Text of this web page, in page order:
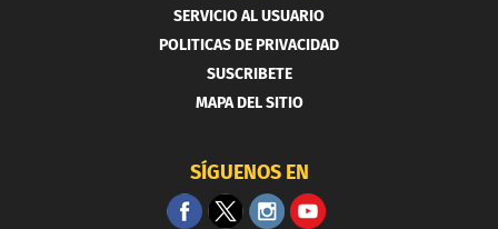
SERVICIO AL USUARIO
POLITICAS DE PRIVACIDAD
SUSCRIBETE
MAPA DEL SITIO
SÍGUENOS EN